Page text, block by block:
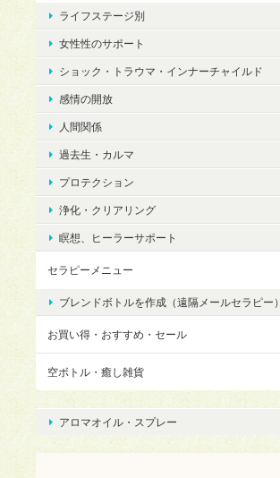
ライフステージ別
女性性のサポート
ショック・トラウマ・インナーチャイルド
感情の開放
人間関係
過去生・カルマ
プロテクション
浄化・クリアリング
瞑想、ヒーラーサポート
セラピーメニュー
ブレンドボトルを作成（遠隔メールセラピー）
お買い得・おすすめ・セール
空ボトル・癒し雑貨
アロマオイル・スプレー